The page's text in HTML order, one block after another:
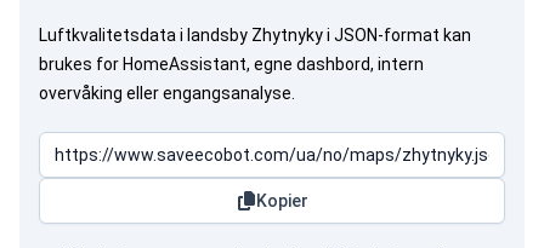
Luftkvalitetsdata i landsby Zhytnyky i JSON-format kan
brukes for HomeAssistant, egne dashbord, intern
overvåking eller engangsanalyse.
Kopier